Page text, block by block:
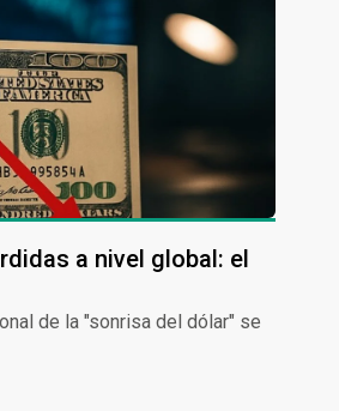
a nivel global: el
de la "sonrisa del dólar" se